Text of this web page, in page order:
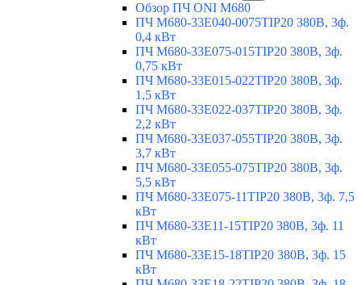
Обзор ПЧ ONI M680
ПЧ M680-33E040-0075TIP20 380В, 3ф.
0,4 кВт
ПЧ M680-33E075-015TIP20 380В, 3ф.
0,75 кВт
ПЧ M680-33E015-022TIP20 380В, 3ф.
1,5 кВт
ПЧ M680-33E022-037TIP20 380В, 3ф.
2,2 кВт
ПЧ M680-33E037-055TIP20 380В, 3ф.
3,7 кВт
ПЧ M680-33E055-075TIP20 380В, 3ф.
5,5 кВт
ПЧ M680-33E075-11TIP20 380В, 3ф. 7,5
кВт
ПЧ M680-33E11-15TIP20 380В, 3ф. 11
кВт
ПЧ M680-33E15-18TIP20 380В, 3ф. 15
кВт